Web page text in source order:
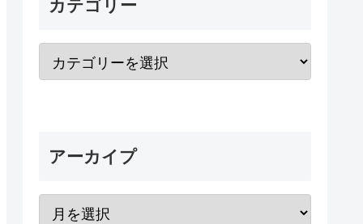
カテゴリー
アーカイプ